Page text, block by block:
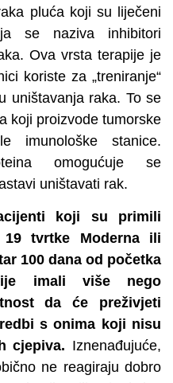
pluća koji su liječeni
se naziva inhibitori
Ova vrsta terapije je
koriste za „treniranje“
uništavanja raka. To se
koji proizvode tumorske
imunološke stanice.
omogućuje se
uništavati rak.
koji su primili
tvrtke Moderna ili
100 dana od početka
imali više nego
da će preživjeti
s onima koji nisu
cjepiva. Iznenađujuće,
ne reagiraju dobro